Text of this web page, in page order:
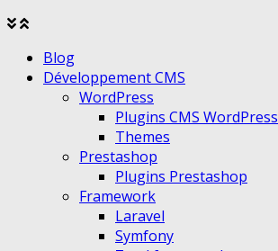
Agrandir
menu
Réduire
menu
Blog
Développement CMS
WordPress
Plugins CMS WordPress
Themes
Prestashop
Plugins Prestashop
Framework
Laravel
Symfony